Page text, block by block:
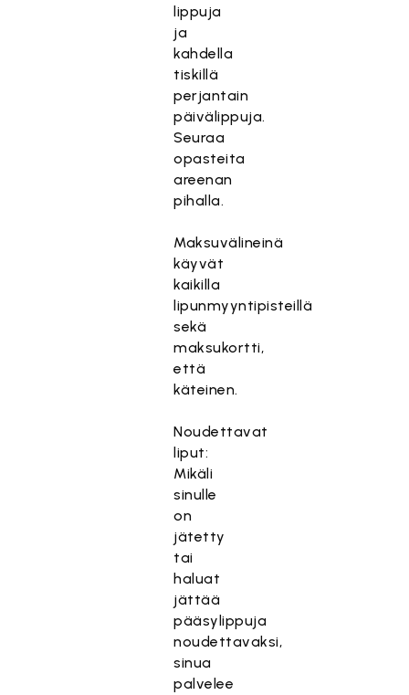
lippuja
ja
kahdella
tiskillä
perjantain
päivälippuja.
Seuraa
opasteita
areenan
pihalla.
Maksuvälineinä
käyvät
kaikilla
lipunmyyntipisteillä
sekä
maksukortti,
että
käteinen.
Noudettavat
liput:
Mikäli
sinulle
on
jätetty
tai
haluat
jättää
pääsylippuja
noudettavaksi,
sinua
palvelee